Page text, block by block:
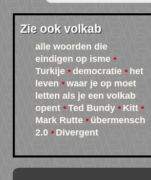
Zie ook volkab
alle woorden die
eindigen op isme
Turkije
democratie
het
leven
waar je op moet
letten als je een volkab
opent
Ted Bundy
Kitt
Mark Rutte
übermensch
2.0
Divergent